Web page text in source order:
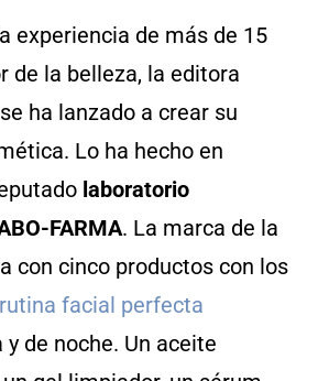
experiencia de más de 15
de la belleza, la editora
se ha lanzado a crear su
Lo ha hecho en
laboratorio
FARMA. La marca de la
con cinco productos con los
rutina facial perfecta
de noche. Un aceite